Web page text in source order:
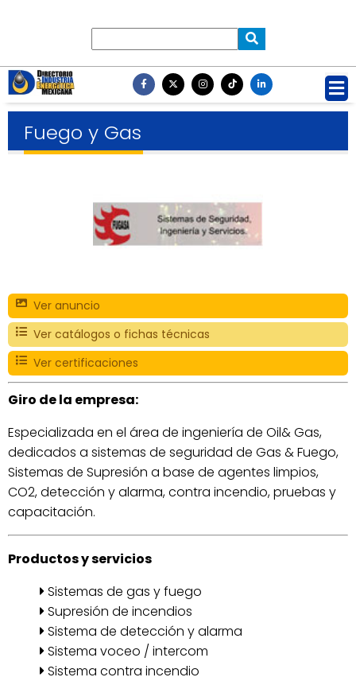
Fuego y Gas
Ver anuncio
Ver catálogos o fichas técnicas
Ver certificaciones
Giro de la empresa:
Especializada en el área de ingeniería de Oil& Gas,
dedicados a sistemas de seguridad de Gas & Fuego,
Sistemas de Supresión a base de agentes limpios,
CO2, detección y alarma, contra incendio, pruebas y
capacitación.
Productos y servicios
Sistemas de gas y fuego
Supresión de incendios
Sistema de detección y alarma
Sistema voceo / intercom
Sistema contra incendio